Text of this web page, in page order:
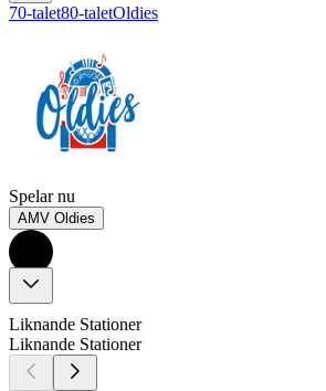
70-talet80-taletOldies
Spelar nu
AMV Oldies
Liknande Stationer
Liknande Stationer